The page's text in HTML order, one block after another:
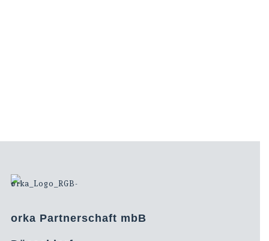
orka Partnerschaft mbB